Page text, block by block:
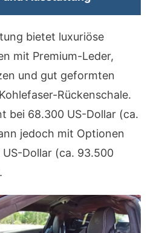
bietet luxuriöse
mit Premium-Leder,
und gut geformten
Rückenschale.
bei 68.300 US-Dollar (ca.
jedoch mit Optionen
Dollar (ca. 93.500